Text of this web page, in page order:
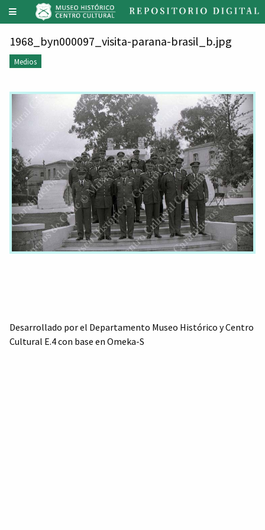
1968_byn000097_visita-parana-brasil_b.jpg
Medios
Desarrollado por el Departamento Museo Histórico y Centro
Cultural E.4 con base en Omeka-S